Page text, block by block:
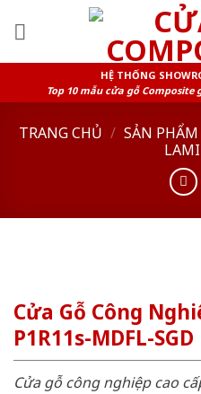
HỆ THỐNG
Top 10 mẫu cửa gỗ Composite
TRANG CHỦ / SẢN PHẨM
Cửa Gỗ Công
P1R11s-MDFL-SGD
Cửa gỗ công nghiệp cao